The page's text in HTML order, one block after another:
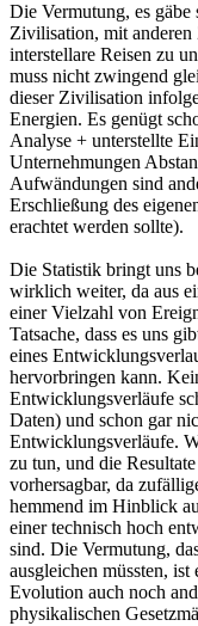
Die Vermutung, es
Zivilisation, mit
interstellare Reisen zu
muss nicht zwingend
dieser Zivilisation
Energien. Es genügt
Analyse + unterstellte
Unternehmungen
Aufwändungen sind
Erschließung des
erachtet werden sollte).
Die Statistik bringt uns
wirklich weiter, da aus
einer Vielzahl von
Tatsache, dass es uns
eines
hervorbringen kann.
Entwicklungsverläufe
Daten) und schon gar
Entwicklungsverläufe.
zu tun, und die
vorhersagbar, da
hemmend im Hinblick
einer technisch hoch
sind. Die Vermutung,
ausgleichen müssten,
Evolution auch noch
physikalischen